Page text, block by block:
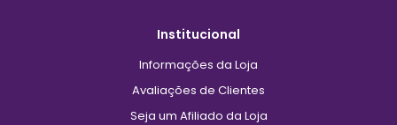
Institucional
Informações da Loja
Avaliações de Clientes
Seja um Afiliado da Loja